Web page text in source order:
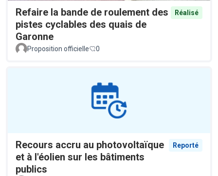
Refaire la bande de roulement des
pistes cyclables des quais de
Garonne
Réalisé
Proposition officielle 0
Recours accru au photovoltaïque
et à l'éolien sur les bâtiments
publics
Reporté